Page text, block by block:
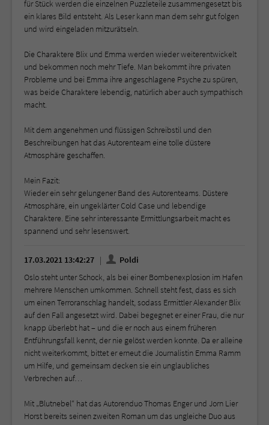
für Stück werden die einzelnen Puzzleteile zusammengesetzt bis
ein klares Bild entsteht. Als Leser kann man dem sehr gut folgen
und wird eingeladen mitzurätseln.
Die Charaktere Blix und Emma werden wieder weiterentwickelt
und bekommen noch mehr Tiefe. Man bekommt ihre privaten
Probleme und bei Emma ihre angeschlagene Psyche zu spüren,
was beide Charaktere lebendig, natürlich aber auch sympathisch
macht.
Mit dem angenehmen und flüssigen Schreibstil und den
Beschreibungen hat das Autorenteam eine tolle düstere
Atmosphäre geschaffen.
Mein Fazit:
Wieder ein sehr gelungener Band des Autorenteams. Düstere
Atmosphäre, ein ungeklärter Cold Case und lebendige
Charaktere. Eine sehr interessante Ermittlungsarbeit macht es
spannend und sehr lesenswert.
17.03.2021 13:42:27
Poldi
Oslo steht unter Schock, als bei einer Bombenexplosion im Hafen
mehrere Menschen umkommen. Schnell steht fest, dass es sich
um einen Terroranschlag handelt, sodass Ermittler Alexander Blix
auf den Fall angesetzt wird. Dabei begegnet er einer Frau, die nur
knapp überlebt hat – und die er noch aus einem früheren
Entführungsfall kennt, der nie gelöst werden konnte. Da er alleine
nicht weiterkommt, bittet er erneut die Journalistin Emma Ramm
um Hilfe, und gemeinsam decken sie ein unglaubliches
Verbrechen auf…
Mit „Blutnebel“ hat das Autorenduo Thomas Enger und Jorn Lier
Horst bereits seinen zweiten Roman um das ungleiche Duo aus